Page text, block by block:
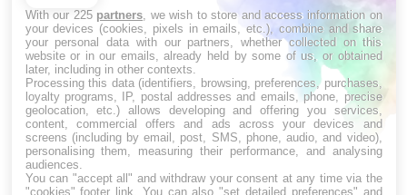
Maladie de Charcot (Sclérose latérale
amyotrophique)
With our 225 partners , we wish to store and access information on
your devices (cookies, pixels in emails, etc.), combine and share
your personal data with our partners, whether collected on this
website or in our emails, already held by some of us, or obtained
later, including in other contexts.
Processing this data (identifiers, browsing, preferences, purchases,
loyalty programs, IP, postal addresses and emails, phone, precise
geolocation, etc.) allows developing and offering you services,
content, commercial offers and ads across your devices and
screens (including by email, post, SMS, phone, audio, and video),
personalising them, measuring their performance, and analysing
audiences.
You can "accept all" and withdraw your consent at any time via the
"cookies" footer link . You can also "set detailed preferences" and